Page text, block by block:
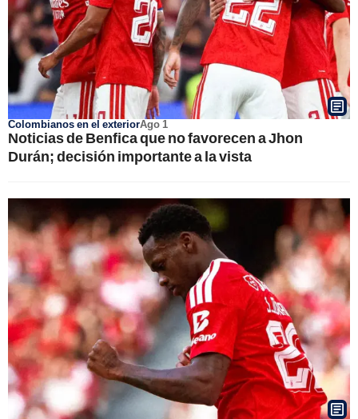
Colombianos en el exteriorAgo 1
Noticias de Benfica que no favorecen a Jhon
Durán; decisión importante a la vista